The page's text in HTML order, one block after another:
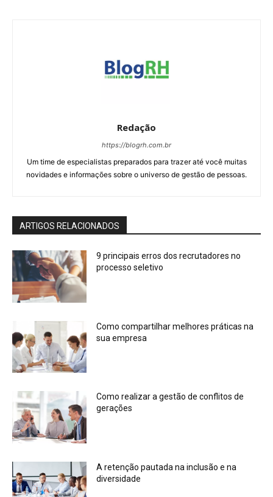
Redação
https://blogrh.com.br
Um time de especialistas preparados para trazer até você muitas
novidades e informações sobre o universo de gestão de pessoas.
ARTIGOS RELACIONADOS
9 principais erros dos recrutadores no
processo seletivo
Como compartilhar melhores práticas na
sua empresa
Como realizar a gestão de conflitos de
gerações
A retenção pautada na inclusão e na
diversidade